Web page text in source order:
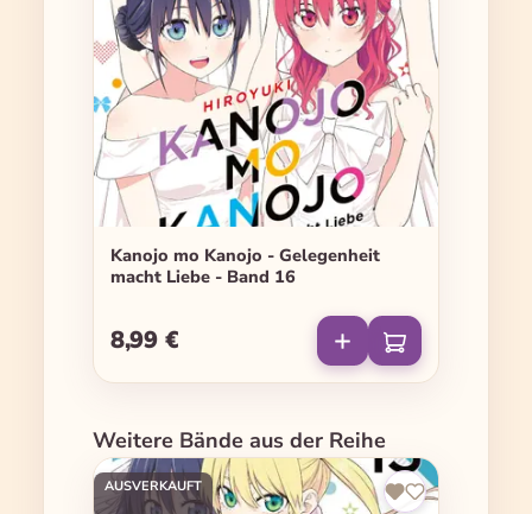
Kanojo mo Kanojo - Gelegenheit
macht Liebe - Band 16
Regulärer Preis:
8,99 €
Produktgalerie überspringen
Weitere Bände aus der Reihe
AUSVERKAUFT